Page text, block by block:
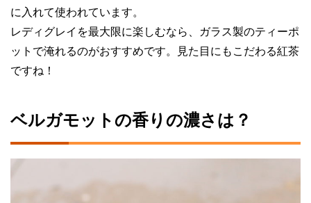
に入れて使われています。
レディグレイを最大限に楽しむなら、ガラス製のティーポ
ットで淹れるのがおすすめです。見た目にもこだわる紅茶
ですね！
ベルガモットの香りの濃さは？